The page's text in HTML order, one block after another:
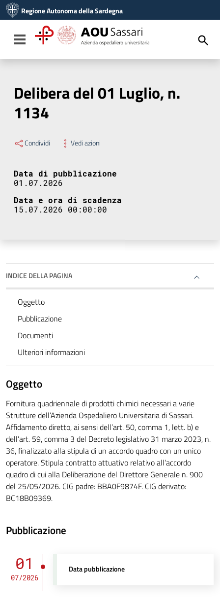
Vai al menu di navigazione
Vai al footer
Regione Autonoma della Sardegna
Toggle navigation
Delibera del 01 Luglio, n.
1134
Condividi Vedi azioni
Data di pubblicazione
01.07.2026
Data e ora di scadenza
15.07.2026 00:00:00
INDICE DELLA PAGINA
Oggetto
Pubblicazione
Documenti
Ulteriori informazioni
Oggetto
Fornitura quadriennale di prodotti chimici necessari a varie
Strutture dell’Azienda Ospedaliero Universitaria di Sassari.
Affidamento diretto, ai sensi dell’art. 50, comma 1, lett. b) e
dell’art. 59, comma 3 del Decreto legislativo 31 marzo 2023, n.
36, finalizzato alla stipula di un accordo quadro con un unico
operatore. Stipula contratto attuativo relativo all’accordo
quadro di cui alla Deliberazione del Direttore Generale n. 900
del 25/05/2026. CIG padre: BBA0F9874F. CIG derivato:
BC18B09369.
Pubblicazione
01
07/2026
Data pubblicazione